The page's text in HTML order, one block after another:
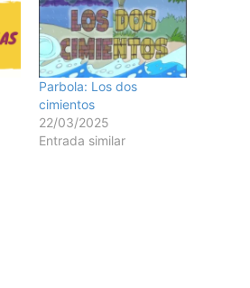
Parbola: Los dos
cimientos
22/03/2025
Entrada similar